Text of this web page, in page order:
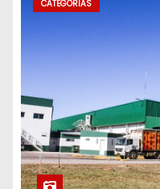
CATEGORIAS